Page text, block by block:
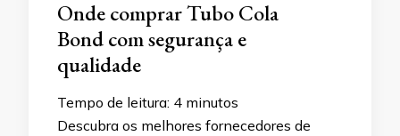
Onde comprar Tubo Cola
Bond com segurança e
qualidade
Tempo de leitura: 4 minutos
Descubra os melhores fornecedores de